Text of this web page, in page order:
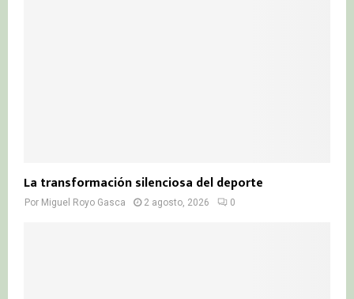
La transformación silenciosa del deporte
Por Miguel Royo Gasca 2 agosto, 2026 0